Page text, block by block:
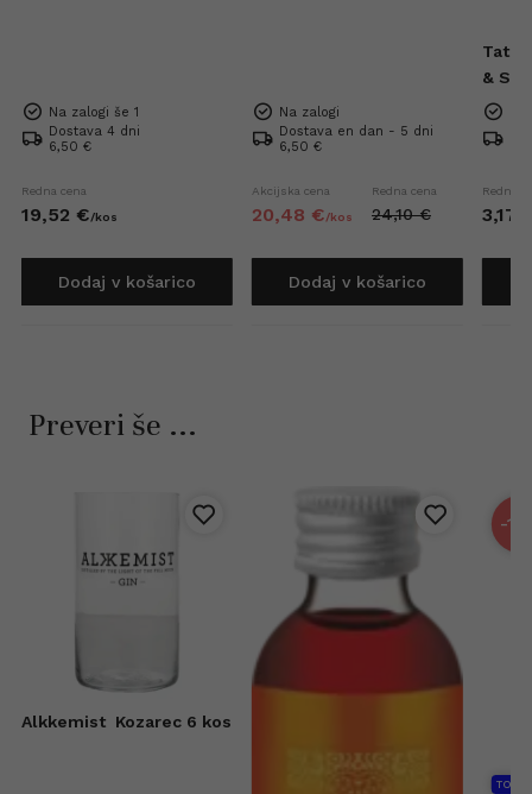
Na zalogi še 1
Dostava 4 dni
6,50 €
Redna cena
19,52 €/kos
Dodaj v košarico
Na zalogi
Dostava en dan - 5 dni
6,50 €
Akcijska cena
20,48 €/kos
Redna cena
24,10 €
Dodaj v košarico
&
Mini
Redna
3,17
Preveri še ...
Alkkemist Kozarec 6 kos
-15
TOP